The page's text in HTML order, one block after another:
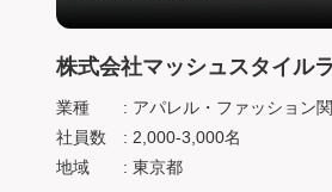
株式会社マッシュスタイル
業種
: アパレル・ファッション
社員数
: 2,000-3,000名
地域
: 東京都